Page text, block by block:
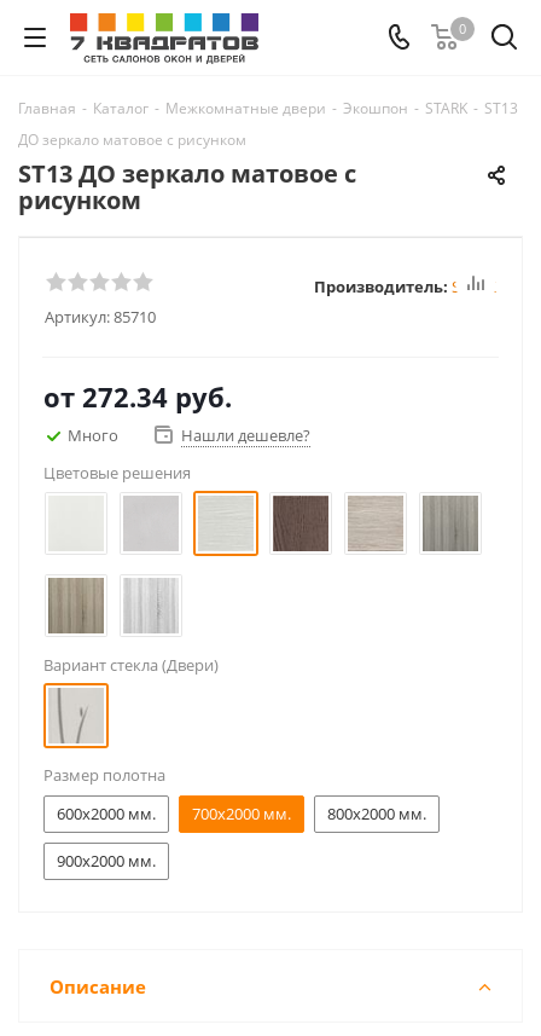
0
Главная - Каталог - Межкомнатные двери - Экошпон - STARK - ST13
ДО зеркало матовое с рисунком
ST13 ДО зеркало матовое с
рисунком
Артикул:85710
Производитель: STARK
от 272.34 руб.
Много
Нашли дешевле?
Цветовые решения
Вариант стекла (Двери)
Размер полотна
600x2000 мм.
700x2000 мм. 800x2000 мм.
900x2000 мм.
Описание